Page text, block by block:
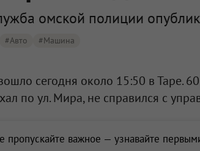
омской полиции
#Авто #машина
сегодня около 15:50 в Таре.
по ул. Мира, не справился с
пропускайте важное — узнавайте